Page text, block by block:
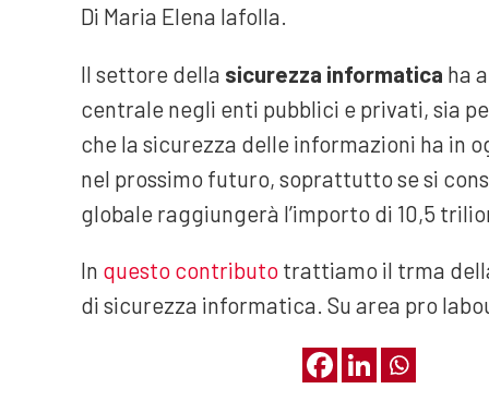
Di Maria Elena Iafolla.
Il settore della sicurezza informatica ha
centrale negli enti pubblici e privati, sia
che la sicurezza delle informazioni ha in
nel prossimo futuro, soprattutto se si
globale raggiungerà l’importo di 10,5
In questo contributotrattiamo il trma
di sicurezza informatica. Su area pro